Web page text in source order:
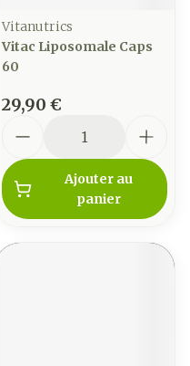
Vitanutrics
Vitac Liposomale Caps
60
29,90 €
Ajouter au
panier